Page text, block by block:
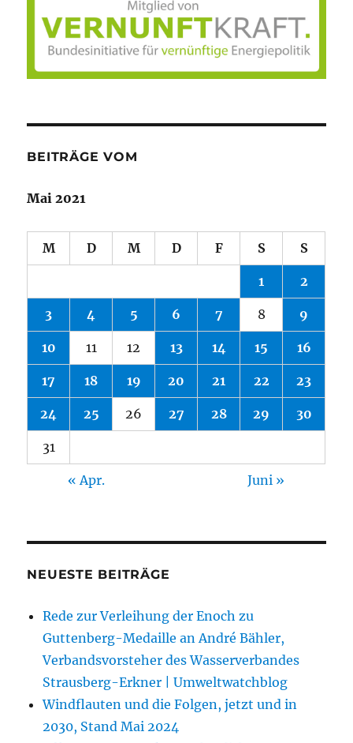
BEITRÄGE VOM
Mai 2021
M D M D F S S
1 2
3 4 5 6 7 8 9
10 11 12 13 14 15 16
17 18 19 20 21 22 23
24 25 26 27 28 29 30
31
« Apr. Juni »
NEUESTE BEITRÄGE
Rede zur Verleihung der Enoch zu
Guttenberg-Medaille an André Bähler,
Verbandsvorsteher des Wasserverbandes
Strausberg-Erkner | Umweltwatchblog
Windflauten und die Folgen, jetzt und in
2030, Stand Mai 2024